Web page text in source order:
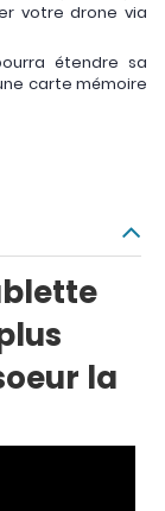
votre drone via
étendre sa
carte mémoire
la